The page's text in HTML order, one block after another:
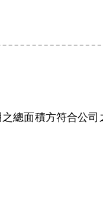
總面積方符合公司